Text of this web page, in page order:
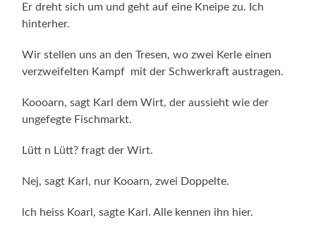
Er dreht sich um und geht auf eine Kneipe zu. Ich
hinterher.
Wir stellen uns an den Tresen, wo zwei Kerle einen
verzweifelten Kampf mit der Schwer­kraft austragen.
Koooarn, sagt Karl dem Wirt, der aussieht wie der
ungefegte Fischmarkt.
Lütt n Lütt? fragt der Wirt.
Nej, sagt Karl, nur Kooarn, zwei Doppelte.
lch heiss Koarl, sagte Karl. Alle kennen ihn hier.